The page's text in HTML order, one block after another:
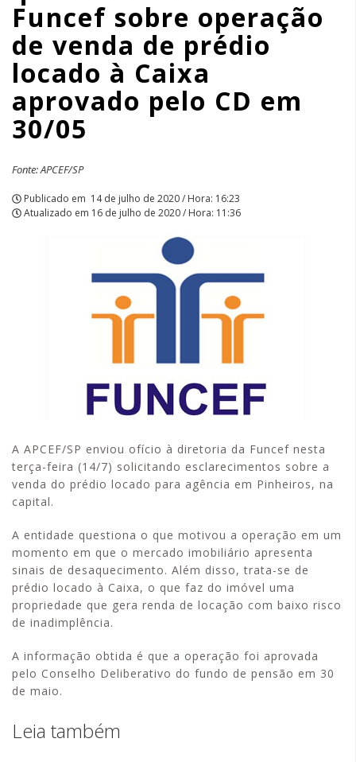
locado
à
Caixa
aprovado
CD
em
APCEF/SP
Funcef sobre operação
de venda de prédio
locado à Caixa
aprovado pelo CD em
30/05
Fonte: APCEF/SP
Publicado em 14 de julho de 2020 / Hora: 16:23
Atualizado em 16 de julho de 2020 / Hora: 11:36
A APCEF/SP enviou ofício à diretoria da Funcef nesta
terça-feira (14/7) solicitando esclarecimentos sobre a
venda do prédio locado para agência em Pinheiros, na
capital.
A entidade questiona o que motivou a operação em um
momento em que o mercado imobiliário apresenta
sinais de desaquecimento. Além disso, trata-se de
prédio locado à Caixa, o que faz do imóvel uma
propriedade que gera renda de locação com baixo risco
de inadimplência.
A informação obtida é que a operação foi aprovada
pelo Conselho Deliberativo do fundo de pensão em 30
de maio.
Leia também